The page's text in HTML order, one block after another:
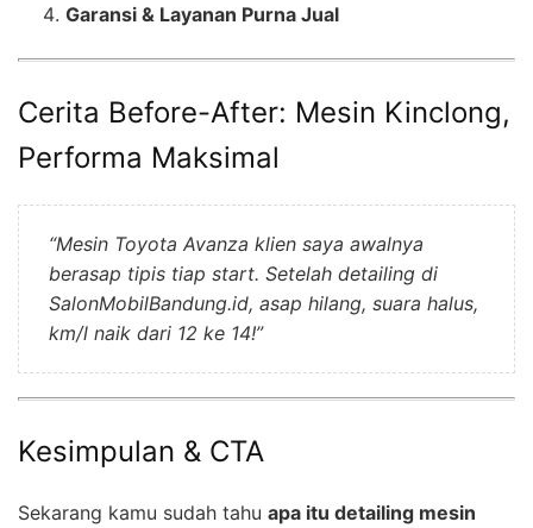
Garansi & Layanan Purna Jual
Cerita Before-After: Mesin Kinclong,
Performa Maksimal
“Mesin Toyota Avanza klien saya awalnya
berasap tipis tiap start. Setelah detailing di
SalonMobilBandung.id, asap hilang, suara halus,
km/l naik dari 12 ke 14!”
Kesimpulan & CTA
Sekarang kamu sudah tahu apa itu detailing mesin